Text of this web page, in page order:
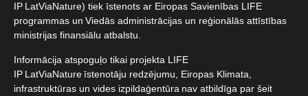
IP LatViaNature) tiek īstenots ar Eiropas Savienības LIFE
programmas un Viedās administrācijas un reģionālās attīstības
ministrijas finansiālu atbalstu.​
Informācija atspoguļo tikai projekta LIFE
IP LatViaNature īstenotāju redzējumu, Eiropas Klimata,
infrastruktūras un vides izpildaģentūra nav atbildīga par šeit